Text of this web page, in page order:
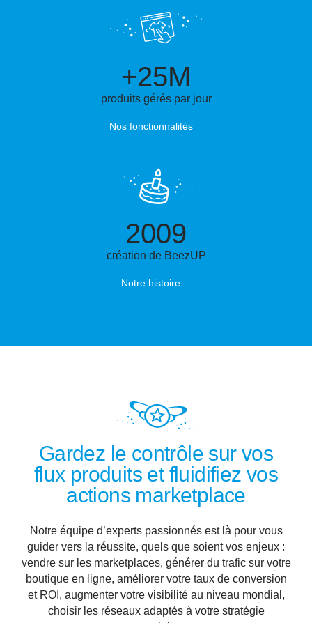
+25M
produits gérés par jour
Nos fonctionnalités
2009
création de BeezUP
Notre histoire
Gardez le contrôle sur vos
flux produits et fluidifiez vos
actions marketplace
Notre équipe d’experts passionnés est là pour vous
guider vers la réussite, quels que soient vos enjeux :
vendre sur les marketplaces, générer du trafic sur votre
boutique en ligne, améliorer votre taux de conversion
et ROI, augmenter votre visibilité au niveau mondial,
choisir les réseaux adaptés à votre stratégie